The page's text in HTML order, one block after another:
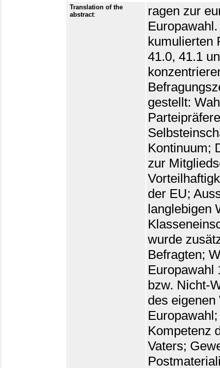
Translation of the
abstract:
ragen zur
kumulierten
41.0, 41.1
gestellt:
Kontinuum;
zur
der EU;
langlebigen
wurde
Befragten;
Europawahl
bzw. Nicht-
des
Kompetenz
Vaters;